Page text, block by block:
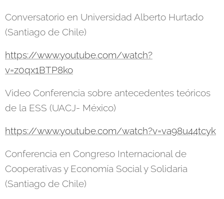
Conversatorio en Universidad Alberto Hurtado
(Santiago de Chile)
https://www.youtube.com/watch?
v=z0qx1BTP8ko
Video Conferencia sobre antecedentes teóricos
de la ESS (UACJ- México)
https://www.youtube.com/watch?v=va98u44tcyk
Conferencia en Congreso Internacional de
Cooperativas y Economía Social y Solidaria
(Santiago de Chile)